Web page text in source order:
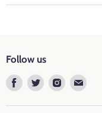
Tipo di Attacco
Luminous Flux: 806 lumen
Follow us
Find
on
Find
on
Find
on
Find
on